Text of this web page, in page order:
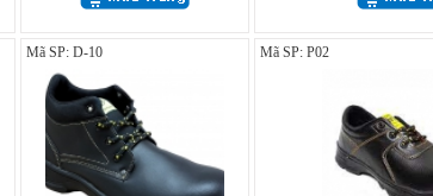
Mã SP: D-10 Mã SP: P02